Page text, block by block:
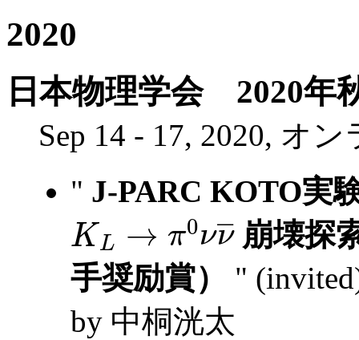
2020
日本物理学会 2020年
Sep 14 - 17, 2020, オ
" J-PARC KOTO実
KL ν ―崩壊探
手奨励賞） "
by 中桐洸太